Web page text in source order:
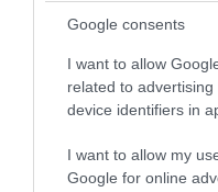
Google consents
I want to allow
related to
device identifiers in
I want to allow my
Google for online
«Οι εντελώς
τα ζώα που χάθηκαν